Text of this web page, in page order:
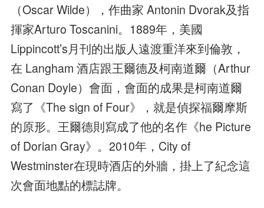
（Oscar Wilde），作曲家 Antonin Dvorak及指
揮家Arturo Toscanini。1889年，美國
Lippincott’s月刊的出版人遠渡重洋來到倫敦，
在 Langham 酒店跟王爾德及柯南道爾（Arthur
Conan Doyle）會面，會面的成果是柯南道爾
寫了《The sign of Four》，就是偵探福爾摩斯
的原形。王爾德則寫成了他的名作《he Picture
of Dorian Gray》。2010年，City of
Westminster在現時酒店的外牆，掛上了紀念這
次會面地點的標誌牌。